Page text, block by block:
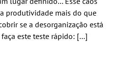
produtividade mais do que
se a desorganização está
este teste rápido: […]